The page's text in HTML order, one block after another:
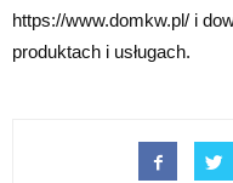
https://www.domkw.pl/ i
produktach i usługach.